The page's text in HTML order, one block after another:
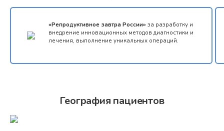
«Репродуктивное завтра России» за разработку и
внедрение инновационных методов диагностики и
лечения, выполнение уникальных операций.
География пациентов